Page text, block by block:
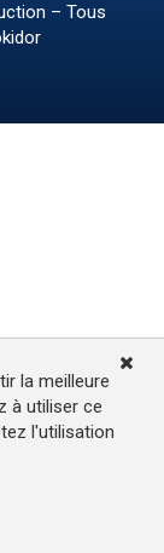
– Tous
la meilleure
à utiliser ce
l'utilisation